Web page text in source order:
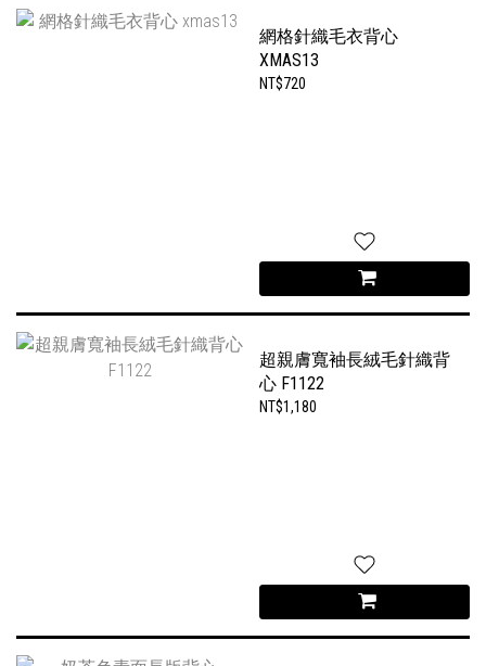
網格針織毛衣背心
XMAS13
NT$720
超親膚寬袖長絨毛針織背
心 F1122
NT$1,180